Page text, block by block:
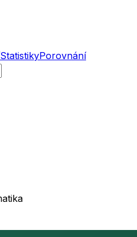
StatistikyPorovnání